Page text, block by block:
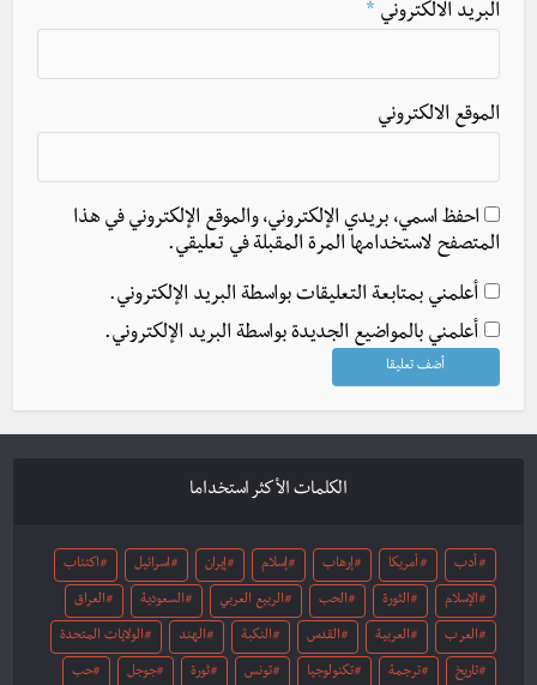
البريد الالكتروني *
الموقع الالكتروني
احفظ اسمي، بريدي الإلكتروني، والموقع الإلكتروني في هذا
المتصفح لاستخدامها المرة المقبلة في تعليقي.
أعلمني بمتابعة التعليقات بواسطة البريد الإلكتروني.
أعلمني بالمواضيع الجديدة بواسطة البريد الإلكتروني.
الكلمات الأكثر استخداما
أدب أمريكا إرهاب إسلام إيران اسرائيل اكتئاب
الإسلام الثورة الحب الربيع العربي السعودية العراق
العرب العربية القدس النكبة الهند الولايات المتحدة
تاريخ ترجمة تكنولوجيا تونس ثورة جوجل حب